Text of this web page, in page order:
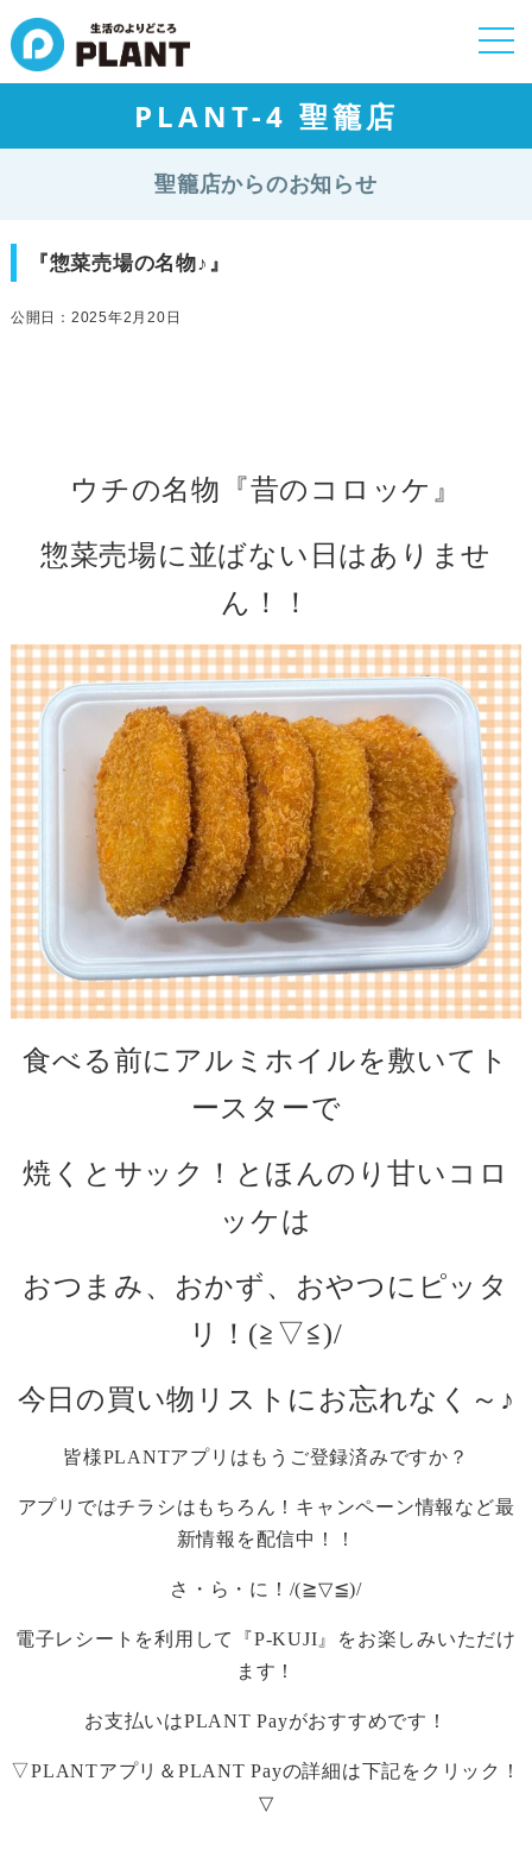
PLANT-4 聖籠店
聖籠店からのお知らせ
『惣菜売場の名物♪』
公開日：2025年2月20日
ウチの名物『昔のコロッケ』
惣菜売場に並ばない日はありませ
ん！！
食べる前にアルミホイルを敷いてト
ースターで
焼くとサック！とほんのり甘いコロ
ッケは
おつまみ、おかず、おやつにピッタ
リ！ (≧▽≦)/
今日の買い物リストにお忘れなく～♪
皆様PLANTアプリはもうご登録済みですか？
アプリではチラシはもちろん！キャンペーン情報など最
新情報を配信中！！
さ・ら・に！ /(≧▽≦)/
電子レシートを利用して『P-KUJI 』をお楽しみいただけ
ます！
お支払いはPLANT Payがおすすめです！
▽PLANTアプリ＆ PLANT Payの詳細は下記をクリック！
▽